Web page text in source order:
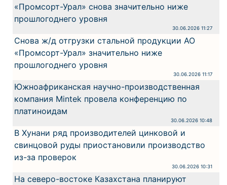
«Промсорт-Урал» снова значительно ниже
прошлогоднего уровня
30.06.2026 11:27
Снова ж/д отгрузки стальной продукции АО
«Промсорт-Урал» значительно ниже
прошлогоднего уровня
30.06.2026 11:17
Южноафриканская научно-производственная
компания Mintek провела конференцию по
платиноидам
30.06.2026 10:48
В Хунани ряд производителей цинковой и
свинцовой руды приостановили производство
из-за проверок
30.06.2026 10:31
На северо-востоке Казахстана планируют